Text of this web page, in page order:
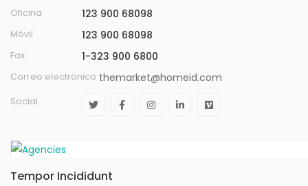
Oficina 123 900 68098
Móvil 123 900 68098
Fax 1-323 900 6800
Correo electrónico themarket@homeid.com
Social
Tempor Incididunt